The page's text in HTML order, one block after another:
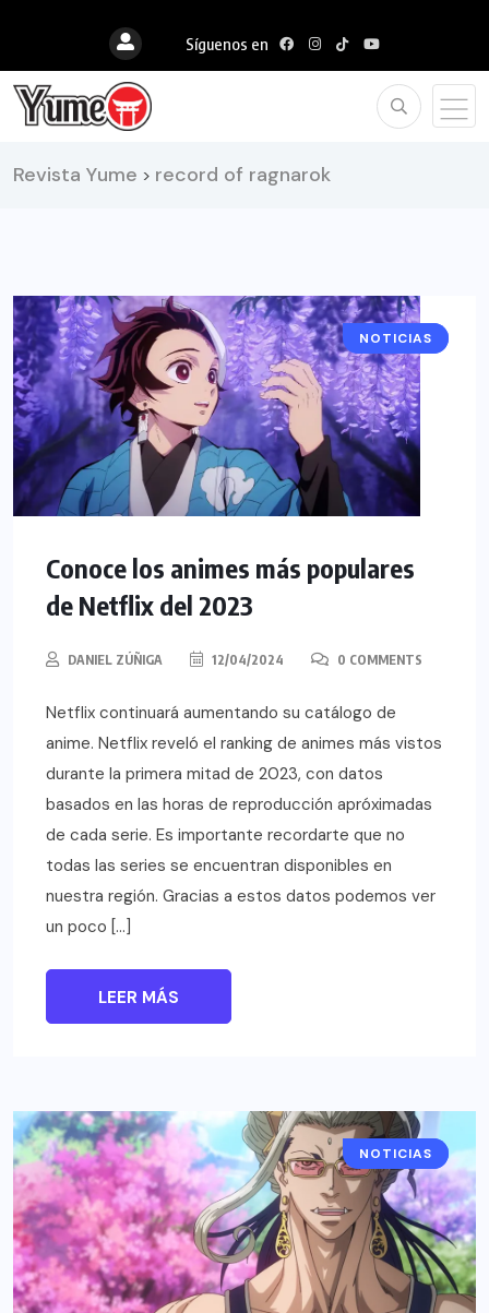
Síguenos en
Revista Yume > record of ragnarok
ANIME
NOTICIAS
Conoce los animes más populares
de Netflix del 2023
DANIEL ZÚÑIGA 12/04/2024 0 COMMENTS
Netflix continuará aumentando su catálogo de
anime. Netflix reveló el ranking de animes más vistos
durante la primera mitad de 2023, con datos
basados en las horas de reproducción apróximadas
de cada serie. Es importante recordarte que no
todas las series se encuentran disponibles en
nuestra región. Gracias a estos datos podemos ver
un poco […]
LEER MÁS
ANIME
NOTICIAS